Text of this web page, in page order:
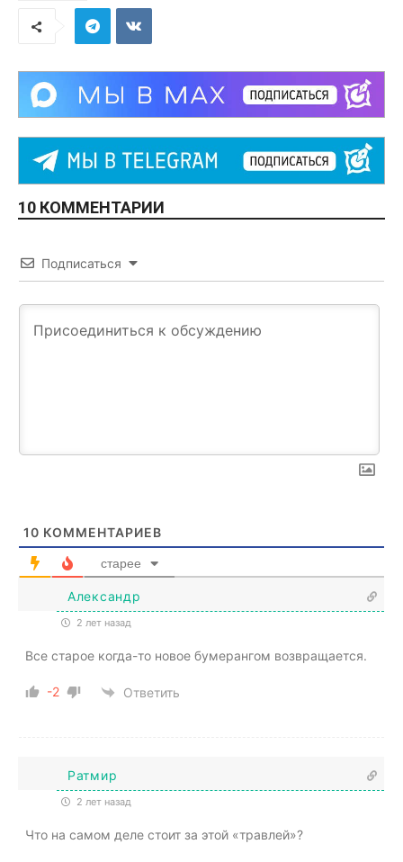
10 КОММЕНТАРИИ
Подписаться
10 КОММЕНТАРИЕВ
старее
Александр
2 лет назад
Все старое когда-то новое бумерангом возвращается.
-2 Ответить
Ратмир
2 лет назад
Что на самом деле стоит за этой «травлей»?